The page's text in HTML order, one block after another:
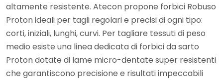
altamente resistente. Atecon propone forbici Robuso
Proton ideali per tagli regolari e precisi di ogni tipo:
corti, iniziali, lunghi, curvi. Per tagliare tessuti di peso
medio esiste una linea dedicata di forbici da sarto
Proton dotate di lame micro-dentate super resistenti
che garantiscono precisione e risultati impeccabili